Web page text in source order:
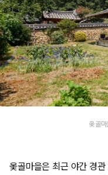
옻골
옻골마을은 최근 야간 경